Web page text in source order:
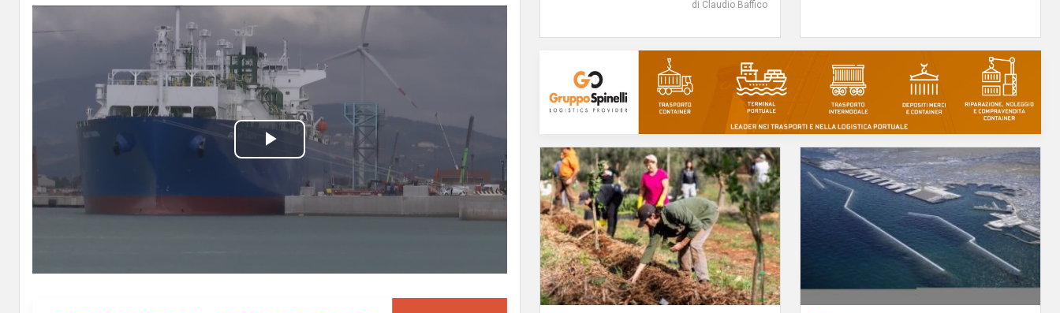
P
l
di Claudio Baffico